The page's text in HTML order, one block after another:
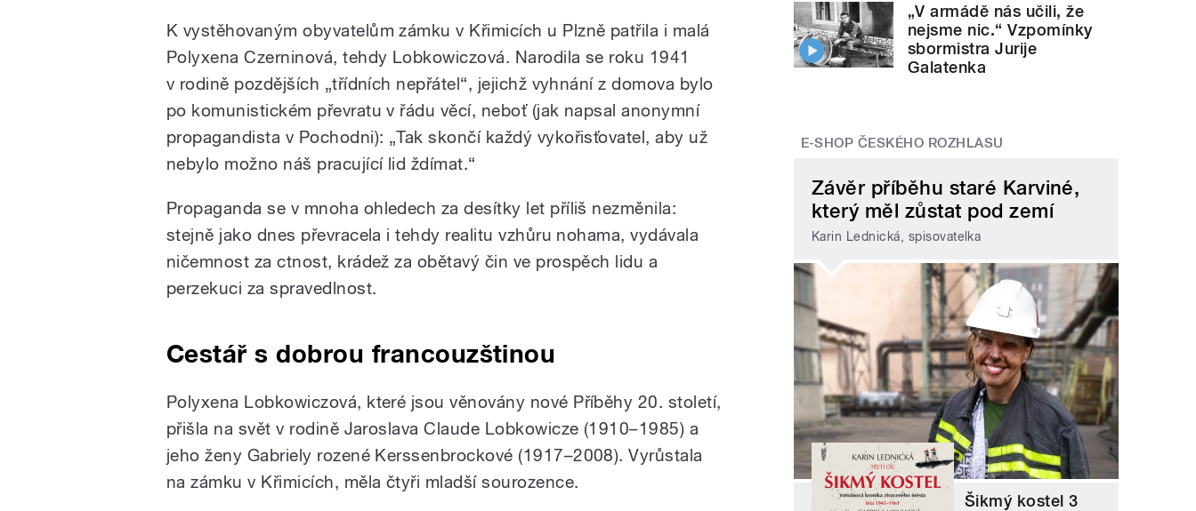
K vystěhovaným obyvatelům zámku v Křimicích u Plzně patřila i malá
Polyxena Czerninová, tehdy Lobkowiczová. Narodila se roku 1941
v rodině pozdějších „třídních nepřátel“, jejichž vyhnání z domova bylo
po komunistickém převratu v řádu věcí, neboť (jak napsal anonymní
propagandista v Pochodni): „Tak skončí každý vykořisťovatel, aby už
nebylo možno náš pracující lid ždímat.“
Propaganda se v mnoha ohledech za desítky let příliš nezměnila:
stejně jako dnes převracela i tehdy realitu vzhůru nohama, vydávala
ničemnost za ctnost, krádež za obětavý čin ve prospěch lidu a
perzekuci za spravedlnost.
Cestář s dobrou francouzštinou
Polyxena Lobkowiczová, které jsou věnovány nové Příběhy 20. století,
přišla na svět v rodině Jaroslava Claude Lobkowicze (1910–1985) a
jeho ženy Gabriely rozené Kerssenbrockové (1917–2008). Vyrůstala
na zámku v Křimicích, měla čtyři mladší sourozence.
„V armádě nás učili, že
nejsme nic.“ Vzpomínky
sbormistra Jurije
Galatenka
E-SHOP ČESKÉHO ROZHLASU
Závěr příběhu staré Karviné,
který měl zůstat pod zemí
Karin Lednická, spisovatelka
Šikmý kostel 3